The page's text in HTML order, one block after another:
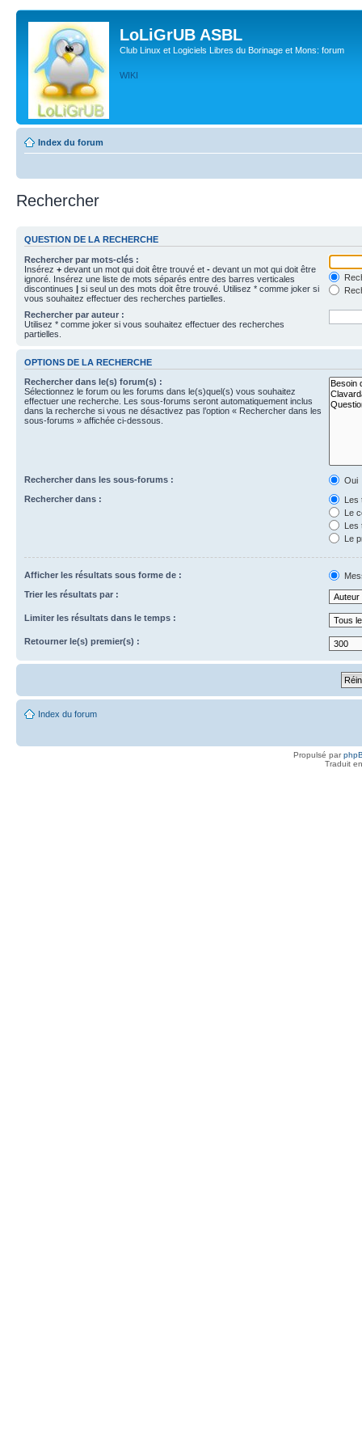
LoLiGrUB ASBL
Club Linux et Logiciels Libres du Borinage et Mons: forum
WIKI
Index du forum
Rechercher
QUESTION DE LA RECHERCHE
Rechercher par mots-clés :
Insérez + devant un mot qui doit être trouvé et - devant un mot qui doit être
ignoré. Insérez une liste de mots séparés entre des barres verticales
discontinues | si seul un des mots doit être trouvé. Utilisez * comme joker si
vous souhaitez effectuer des recherches partielles.
Rechercher par auteur :
Utilisez * comme joker si vous souhaitez effectuer des recherches
partielles.
OPTIONS DE LA RECHERCHE
Rechercher dans le(s) forum(s) :
Sélectionnez le forum ou les forums dans le(s)quel(s) vous souhaitez
effectuer une recherche. Les sous-forums seront automatiquement inclus
dans la recherche si vous ne désactivez pas l’option « Rechercher dans les
sous-forums » affichée ci-dessous.
Rechercher dans les sous-forums :
Oui
Rechercher dans :
Les
Le
Les
Le
Afficher les résultats sous forme de :
Trier les résultats par :
Limiter les résultats dans le temps :
Retourner le(s) premier(s) :
Index du forum
Propulsé par
Traduit